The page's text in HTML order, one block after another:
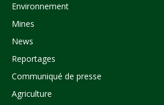
Environnement
Mines
News
Reportages
Communiqué de presse
Agriculture